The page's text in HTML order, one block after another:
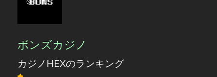
ボンズカジノ
カジノHEXのランキング